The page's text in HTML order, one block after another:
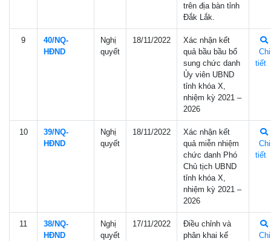
trên địa bàn tỉnh
Đắk Lắk.
9
40/NQ-
HÐND
Nghị
quyết
18/11/2022
Xác nhận kết
quả bầu bầu bổ
sung chức danh
Ủy viên UBND
tỉnh khóa X,
nhiệm kỳ 2021 –
2026
Chi
tiết
10
39/NQ-
HÐND
Nghị
quyết
18/11/2022
Xác nhận kết
quả miễn nhiệm
chức danh Phó
Chủ tịch UBND
tỉnh khóa X,
nhiệm kỳ 2021 –
2026
Chi
tiết
11
38/NQ-
HÐND
Nghị
quyết
17/11/2022
Điều chỉnh và
phân khai kế
Chi